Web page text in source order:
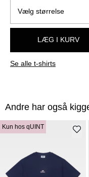
LÆG I KURV
Se alle t-shirts
Andre har også
Kun hos qUINT